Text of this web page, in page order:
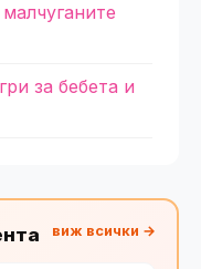
за бебета и
виж всички →